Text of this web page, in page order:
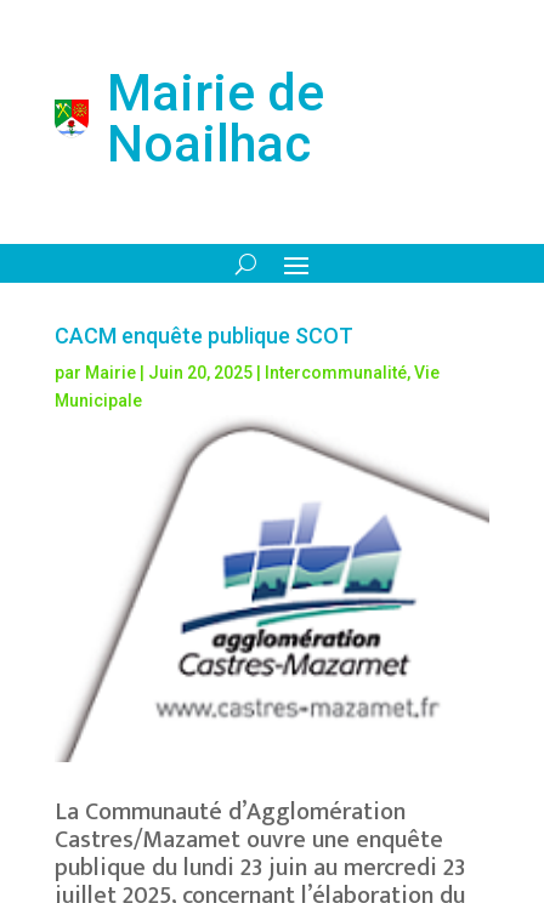
Mairie de
Noailhac
CACM enquête publique SCOT
par Mairie| Juin 20, 2025| Intercommunalité,Vie
Municipale
La Communauté d’Agglomération
Castres/Mazamet ouvre une enquête
publique du lundi 23 juin au mercredi 23